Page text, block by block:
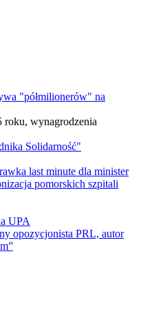
"półmilionerów" na
roku, wynagrodzenia
Solidarność"
last minute dla minister
pomorskich szpitali
UPA
opozycjonista PRL, autor